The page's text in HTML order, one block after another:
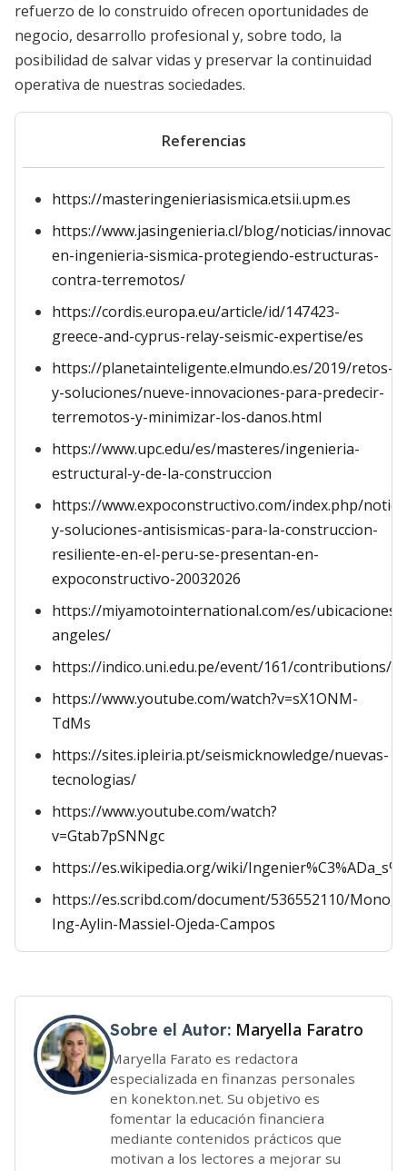
refuerzo de lo construido ofrecen oportunidades de
negocio, desarrollo profesional y, sobre todo, la
posibilidad de salvar vidas y preservar la continuidad
operativa de nuestras sociedades.
Referencias
https://masteringenieriasismica.etsii.upm.es
https://www.jasingenieria.cl/blog/noticias/
en-ingenieria-sismica-protegiendo-estructuras-
contra-terremotos/
https://cordis.europa.eu/article/id/147423-
greece-and-cyprus-relay-seismic-expertise/es
https://planetainteligente.elmundo.es/2019/retos-
y-soluciones/nueve-innovaciones-para-predecir-
terremotos-y-minimizar-los-danos.html
https://www.upc.edu/es/masteres/ingenieria-
estructural-y-de-la-construccion
https://www.expoconstructivo.com/index.php/
y-soluciones-antisismicas-para-la-construccion-
resiliente-en-el-peru-se-presentan-en-
expoconstructivo-20032026
https://miyamotointernational.com/es/ubicaciones/
angeles/
https://indico.uni.edu.pe/event/161/contributions/
https://www.youtube.com/watch?v=sX1ONM-
TdMs
https://sites.ipleiria.pt/seismicknowledge/nuevas-
tecnologias/
https://www.youtube.com/watch?
v=Gtab7pSNNgc
https://es.wikipedia.org/wiki/
https://es.scribd.com/document/536552110/
Ing-Aylin-Massiel-Ojeda-Campos
Sobre el Autor: Maryella Faratro
Maryella Farato es redactora
especializada en finanzas personales
en konekton.net. Su objetivo es
fomentar la educación financiera
mediante contenidos prácticos que
motivan a los lectores a mejorar su